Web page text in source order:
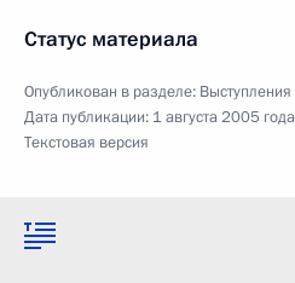
Статус материала
Опубликован в разделе:
Дата публикации: 1 августа 2005
Текстовая версия